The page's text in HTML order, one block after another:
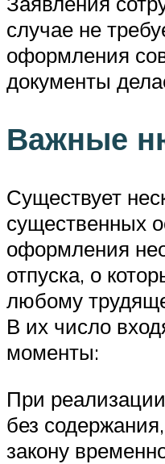
случае не
оформления
документы
Важные
Существует
существенных
оформления
отпуска, о
любому
В их число
моменты:
При
без
закону